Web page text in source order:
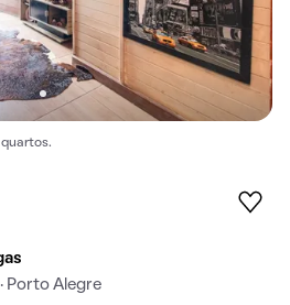
Porto Alegre